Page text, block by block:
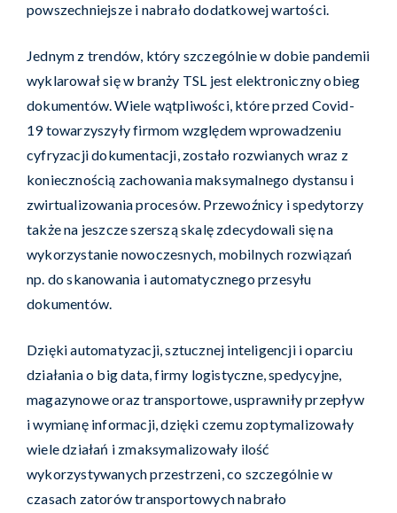
powszechniejsze i nabrało dodatkowej wartości.
Jednym z trendów, który szczególnie w dobie pandemii
wyklarował się w branży TSL jest elektroniczny obieg
dokumentów. Wiele wątpliwości, które przed Covid-
19 towarzyszyły firmom względem wprowadzeniu
cyfryzacji dokumentacji, zostało rozwianych wraz z
koniecznością zachowania maksymalnego dystansu i
zwirtualizowania procesów. Przewoźnicy i spedytorzy
także na jeszcze szerszą skalę zdecydowali się na
wykorzystanie nowoczesnych, mobilnych rozwiązań
np. do skanowania i automatycznego przesyłu
dokumentów.
Dzięki automatyzacji, sztucznej inteligencji i oparciu
działania o big data, firmy logistyczne, spedycyjne,
magazynowe oraz transportowe, usprawniły przepływ
i wymianę informacji, dzięki czemu zoptymalizowały
wiele działań i zmaksymalizowały ilość
wykorzystywanych przestrzeni, co szczególnie w
czasach zatorów transportowych nabrało